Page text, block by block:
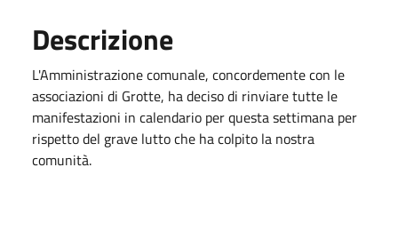
Descrizione
L'Amministrazione comunale, concordemente con le
associazioni di Grotte, ha deciso di rinviare tutte le
manifestazioni in calendario per questa settimana per
rispetto del grave lutto che ha colpito la nostra
comunità.